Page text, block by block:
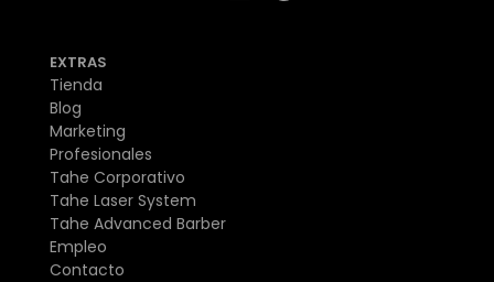
EXTRAS
Tienda
Blog
Marketing
Profesionales
Tahe Corporativo
Tahe Laser System
Tahe Advanced Barber
Empleo
Contacto